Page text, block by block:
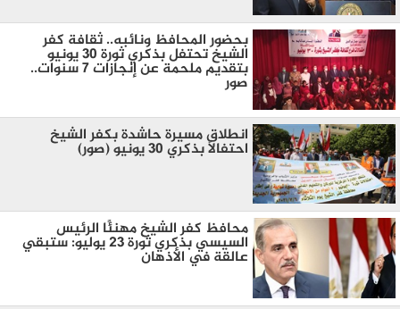
بحضور المحافظ ونائبه.. ثقافة كفر
الشيخ تحتفل بذكري ثورة 30 يونيو
بتقديم ملحمة عن إنجازات 7 سنوات..
صور
انطلاق مسيرة حاشدة بكفر الشيخ
احتفالاً بذكري 30 يونيو (صور)
محافظ كفر الشيخ مهنئًا الرئيس
السيسي بذكري ثورة 23 يوليو: ستبقي
عالقة في الأذهان